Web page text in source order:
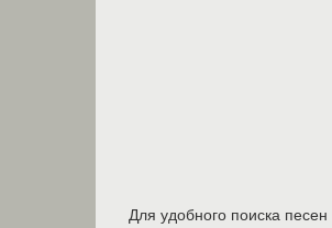
Для удобного поиска песен